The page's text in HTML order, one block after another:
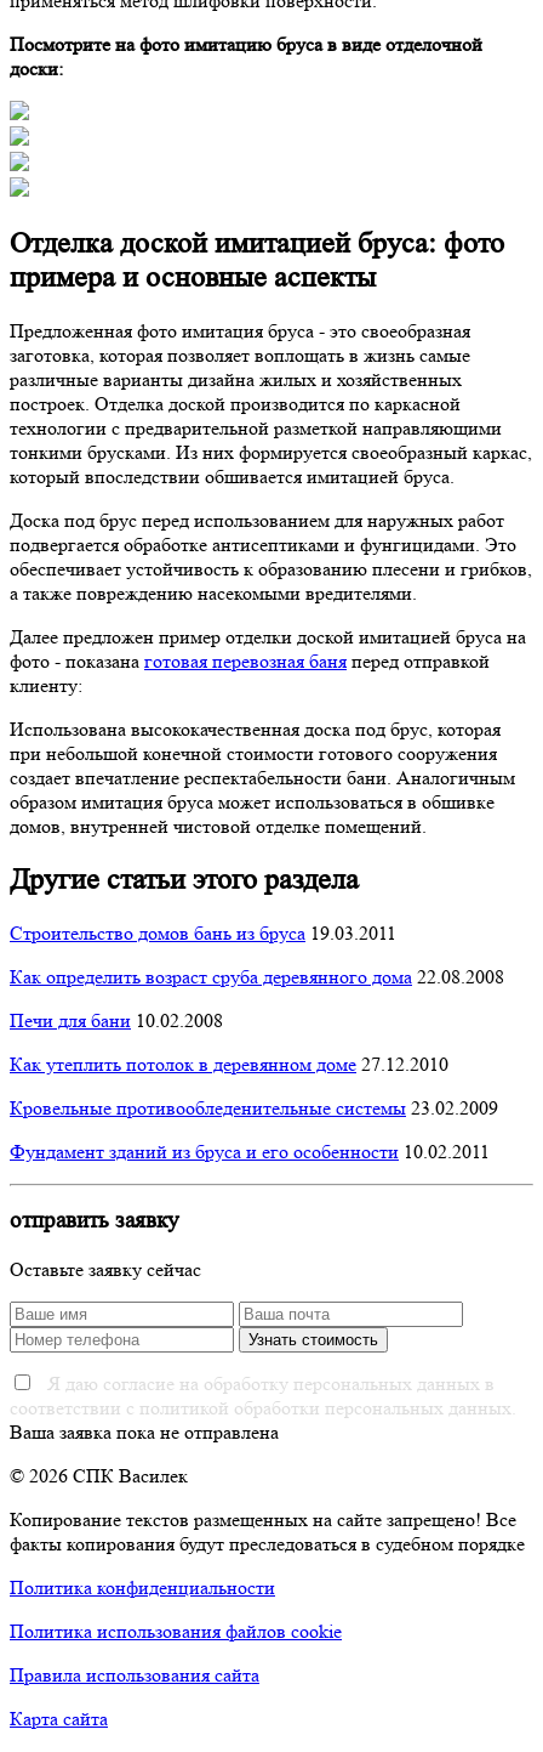
Посмотрите на фото имитацию бруса в виде отделочной
доски:
Отделка доской имитацией бруса: фото
примера и основные аспекты
Предложенная фото имитация бруса - это своеобразная
заготовка, которая позволяет воплощать в жизнь самые
различные варианты дизайна жилых и хозяйственных
построек. Отделка доской производится по каркасной
технологии с предварительной разметкой направляющими
тонкими брусками. Из них формируется своеобразный каркас,
который впоследствии обшивается имитацией бруса.
Доска под брус перед использованием для наружных работ
подвергается обработке антисептиками и фунгицидами. Это
обеспечивает устойчивость к образованию плесени и грибков,
а также повреждению насекомыми вредителями.
Далее предложен пример отделки доской имитацией бруса на
фото - показана готовая перевозная баня перед отправкой
клиенту:
Использована высококачественная доска под брус, которая
при небольшой конечной стоимости готового сооружения
создает впечатление респектабельности бани. Аналогичным
образом имитация бруса может использоваться в обшивке
домов, внутренней чистовой отделке помещений.
Другие статьи этого раздела
Строительство домов бань из бруса 19.03.2011
Как определить возраст сруба деревянного дома 22.08.2008
Печи для бани 10.02.2008
Как утеплить потолок в деревянном доме 27.12.2010
Кровельные противообледенительные системы 23.02.2009
Фундамент зданий из бруса и его особенности 10.02.2011
отправить заявку
Оставьте заявку сейчас
Я даю согласие на обработку персональных данных в
соответствии с политикой обработки персональных данных.
Ваша заявка пока не отправлена
© 2026 СПК Василек
Копирование текстов размещенных на сайте запрещено! Все
факты копирования будут преследоваться в судебном порядке
Политика конфиденциальности
Политика использования файлов cookie
Правила использования сайта
Карта сайта